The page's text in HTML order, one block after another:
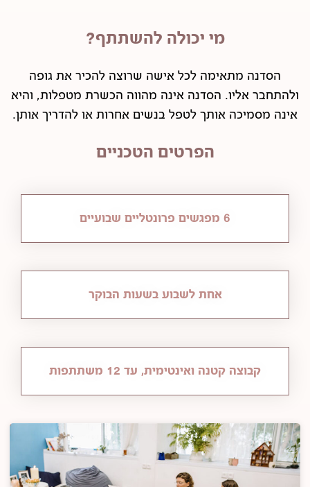
מי יכולה להשתתף?
הסדנה מתאימה לכל אישה שרוצה להכיר את גופה
ולהתחבר אליו. הסדנה אינה מהווה הכשרת מטפלות, והיא
אינה מסמיכה אותך לטפל בנשים אחרות או להדריך אותן.
הפרטים הטכניים
6 מפגשים פרונטליים שבועיים
אחת לשבוע בשעות הבוקר
קבוצה קטנה ואינטימית, עד 12 משתתפות